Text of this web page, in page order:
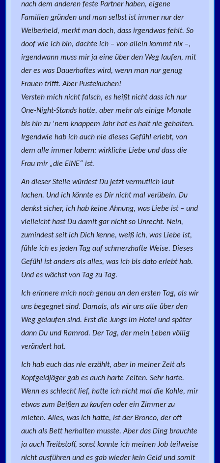
nach dem anderen feste Partner haben, eigene
Familien gründen und man selbst ist immer nur der
Weiberheld, merkt man doch, dass irgendwas fehlt. So
doof wie ich bin, dachte ich – von allein kommt nix –,
irgendwann muss mir ja eine über den Weg laufen, mit
der es was Dauerhaftes wird, wenn man nur genug
Frauen trifft. Aber Pustekuchen!
Versteh mich nicht falsch, es heißt nicht dass ich nur
One-Night-Stands hatte, aber mehr als einige Monate
bis hin zu 'nem knappem Jahr hat es halt nie gehalten.
Irgendwie hab ich auch nie dieses Gefühl erlebt, von
dem alle immer labern: wirkliche Liebe und dass die
Frau mir „die EINE“ ist.
An dieser Stelle würdest Du jetzt vermutlich laut
lachen. Und ich könnte es Dir nicht mal verübeln. Du
denkst sicher, ich hab keine Ahnung, was Liebe ist – und
vielleicht hast Du damit gar nicht so Unrecht. Nein,
zumindest seit ich Dich kenne, weiß ich, was Liebe ist,
fühle ich es jeden Tag auf schmerzhafte Weise. Dieses
Gefühl ist anders als alles, was ich bis dato erlebt hab.
Und es wächst von Tag zu Tag.
Ich erinnere mich noch genau an den ersten Tag, als wir
uns begegnet sind. Damals, als wir uns alle über den
Weg gelaufen sind. Erst die Jungs im Hotel und später
dann Du und Ramrod. Der Tag, der mein Leben völlig
verändert hat.
Ich hab euch das nie erzählt, aber in meiner Zeit als
Kopfgeldjäger gab es auch harte Zeiten. Sehr harte.
Wenn es schlecht lief, hatte ich nicht mal die Kohle, mir
etwas zum Beißen zu kaufen oder ein Zimmer zu
mieten. Alles, was ich hatte, ist der Bronco, der oft
auch als Bett herhalten musste. Aber das Ding brauchte
ja auch Treibstoff, sonst konnte ich meinen Job teilweise
nicht ausführen und es gab wieder kein Geld und somit